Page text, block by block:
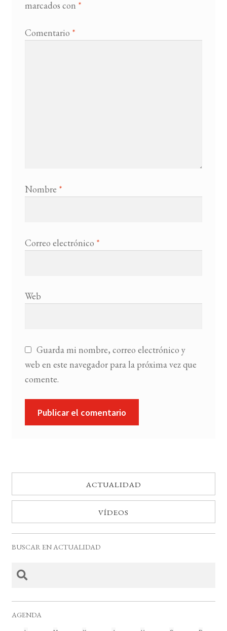
marcados con *
Comentario *
Nombre *
Correo electrónico *
Web
Guarda mi nombre, correo electrónico y
web en este navegador para la próxima vez que
comente.
ACTUALIDAD
VÍDEOS
BUSCAR EN ACTUALIDAD
AGENDA